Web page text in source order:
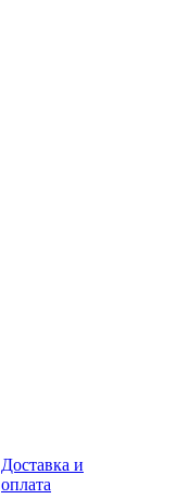
Доставка и
оплата